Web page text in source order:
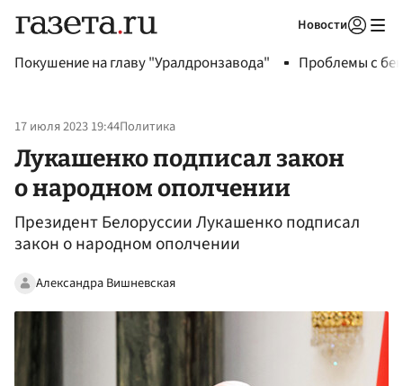
Новости
Покушение на главу "Уралдронзавода" Проблемы с
17 июля 2023 19:44Политика
Лукашенко подписал закон
о народном ополчении
Президент Белоруссии Лукашенко подписал
закон о народном ополчении
Александра Вишневская